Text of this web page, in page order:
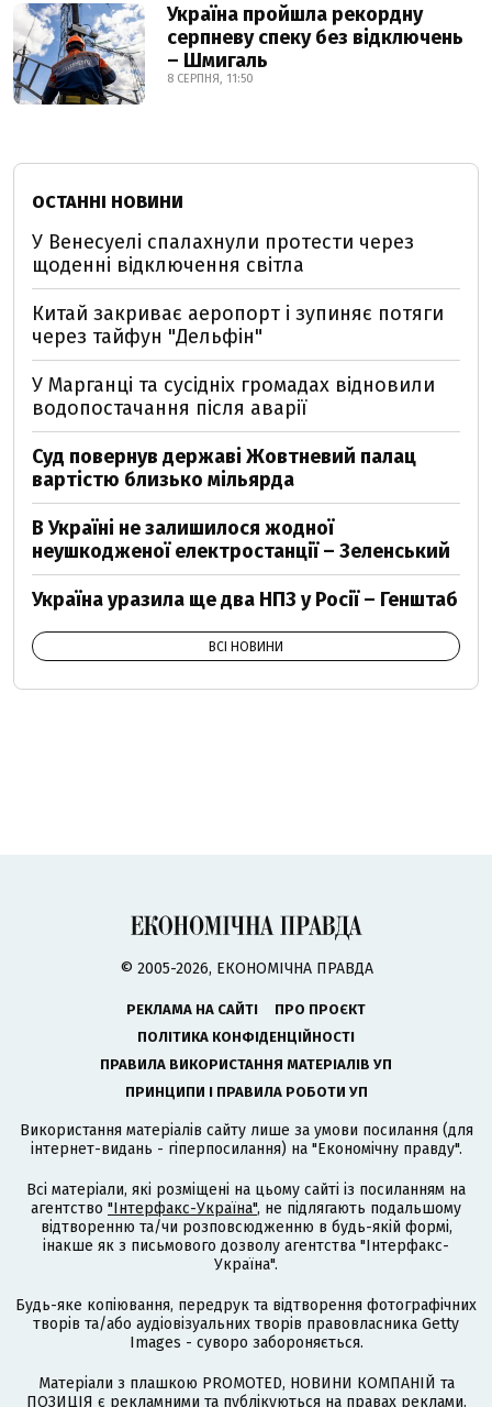
Україна пройшла рекордну
серпневу спеку без відключень
– Шмигаль
8 СЕРПНЯ, 11:50
ОСТАННІ НОВИНИ
У Венесуелі спалахнули протести через
щоденні відключення світла
Китай закриває аеропорт і зупиняє потяги
через тайфун "Дельфін"
У Марганці та сусідніх громадах відновили
водопостачання після аварії
Суд повернув державі Жовтневий палац
вартістю близько мільярда
В Україні не залишилося жодної
неушкодженої електростанції – Зеленський
Україна уразила ще два НПЗ у Росії – Генштаб
ВСІ НОВИНИ
© 2005-2026, ЕКОНОМІЧНА ПРАВДА
РЕКЛАМА НА САЙТІ
ПРО ПРОЄКТ
ПОЛІТИКА КОНФІДЕНЦІЙНОСТІ
ПРАВИЛА ВИКОРИСТАННЯ МАТЕРІАЛІВ УП
ПРИНЦИПИ І ПРАВИЛА РОБОТИ УП
Використання матеріалів сайту лише за умови посилання (для
інтернет-видань - гіперпосилання) на "Економічну правду".
Всі матеріали, які розміщені на цьому сайті із посиланням на
агентство "Інтерфакс-Україна", не підлягають подальшому
відтворенню та/чи розповсюдженню в будь-якій формі,
інакше як з письмового дозволу агентства "Інтерфакс-
Україна".
Будь-яке копіювання, передрук та відтворення фотографічних
творів та/або аудіовізуальних творів правовласника Getty
Images - суворо забороняється.
Матеріали з плашкою PROMOTED, НОВИНИ КОМПАНІЙ та
ПОЗИЦІЯ є рекламними та публікуються на правах реклами.